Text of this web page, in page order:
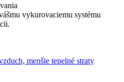
vykurovaciemu systému
menšie tepelné straty